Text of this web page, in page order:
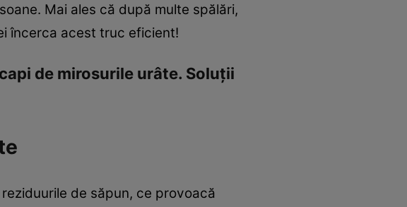
Mai ales că după multe spălări,
încerca acest truc eficient!
de mirosurile urâte. Soluţii
de săpun, ce provoacă